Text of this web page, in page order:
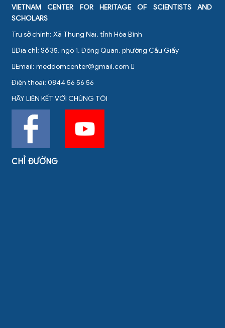
VIETNAM CENTER FOR HERITAGE OF SCIENTISTS AND
SCHOLARS
Trụ sở chính: Xã Thung Nai, tỉnh Hòa Bình
Địa chỉ: Số 35, ngõ 1, Đông Quan, phường Cầu Giấy
Email: meddomcenter@gmail.com
Điện thoại: 0844 56 56 56
HÃY LIÊN KẾT VỚI CHÚNG TÔI
CHỈ ĐƯỜNG